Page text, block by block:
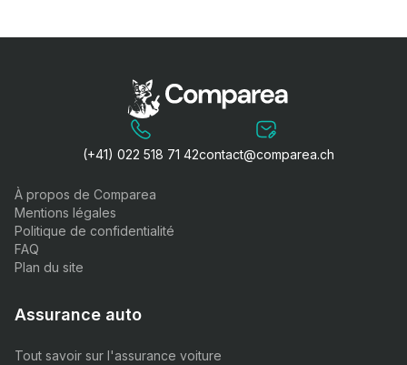
(+41) 022 518 71 42contact@comparea.ch
À propos de Comparea
Mentions légales
Politique de confidentialité
FAQ
Plan du site
Assurance auto
Tout savoir sur l'assurance voiture